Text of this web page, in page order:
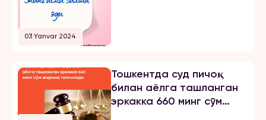
ишлайман. 2024 йил 31 октябрь
куни мени умуман норози бўлган
йигитга […]
03 Yanvar 2024
Тошкентда суд пичоқ
билан аёлга ташланган
эркакка 660 минг сўм